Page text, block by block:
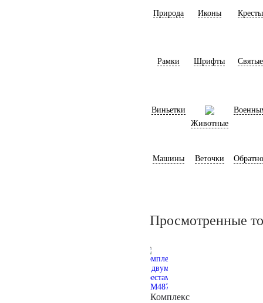
Природа Иконы Кресты
Рамки Шрифты Святые
Виньетки
Животные
Машины Веточки
Просмотренные
Комплекс